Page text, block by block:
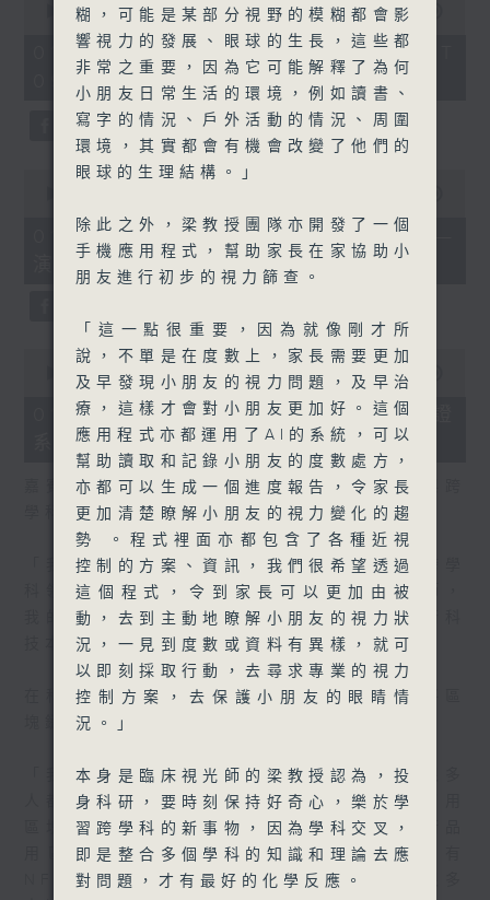
seconds
minutes,
seconds
00:00 22:05
01/08/2026 - 足本 Full (HKT
09:00 - 09:30)
minutes,
seconds
01/08/2026 - 「實驗試新室」——
演奏機械人（1）
seconds
minutes,
seconds
00:00 04:02
01/08/2026 - 推廣藝術品身份認證
系統的挑戰
嘉賓：科技大學藝術與機器創造力學部、新興跨
學科領域學部講師秦仲宇博士
「我是秦仲宇博士，我在香港科技大學新興跨學
科領域學部和藝術與機器創造力學部擔任講師，
我的研究方向特別針對藝術科技，尤其是藝術科
技本身的Art ID（藝術認證）。」
在科研路上，秦博士遇到的挑戰是外界長期將區
塊鏈的技術與NFT混淆。
「我由2022年開始提出這個題目，到現在很多
人都誤會了這是NFT。NFT當初都是標榜了用
區塊鏈技術 ，所以很多人都會認為如果藝術品
用區塊鏈，那就是NFT。其實我就很抗拒有
NFT這個聯想，因為NFT（熱潮）當時有很多
糊，可能是某部分視野的模糊都會影
響視力的發展、眼球的生長，這些都
非常之重要，因為它可能解釋了為何
小朋友日常生活的環境，例如讀書、
寫字的情況、戶外活動的情況、周圍
環境，其實都會有機會改變了他們的
眼球的生理結構。」
除此之外，梁教授團隊亦開發了一個
手機應用程式，幫助家長在家協助小
朋友進行初步的視力篩查。
「這一點很重要，因為就像剛才所
說，不單是在度數上，家長需要更加
及早發現小朋友的視力問題，及早治
療，這樣才會對小朋友更加好。這個
應用程式亦都運用了AI的系統，可以
幫助讀取和記錄小朋友的度數處方，
亦都可以生成一個進度報告，令家長
更加清楚瞭解小朋友的視力變化的趨
勢 。程式裡面亦都包含了各種近視
控制的方案、資訊，我們很希望透過
這個程式，令到家長可以更加由被
動，去到主動地瞭解小朋友的視力狀
況，一見到度數或資料有異樣，就可
以即刻採取行動，去尋求專業的視力
控制方案，去保護小朋友的眼睛情
況。」
本身是臨床視光師的梁教授認為，投
身科研，要時刻保持好奇心，樂於學
習跨學科的新事物，因為學科交叉，
即是整合多個學科的知識和理論去應
對問題，才有最好的化學反應。